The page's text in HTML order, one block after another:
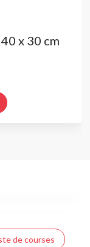
x 30 cm
de courses